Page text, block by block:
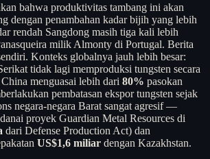
bahwa produktivitas tambang ini akan
dengan penambahan kadar bijih yang lebih
rendah Sangdong masih tiga kali lebih
milik Almonty di Portugal. Berita
Konteks globalnya jauh lebih besar:
tidak lagi memproduksi tungsten secara
menguasai lebih dari 80% pasokan
pembatasan ekspor tungsten sejak
negara-negara Barat sangat agresif —
proyek Guardian Metal Resources di
dari Defense Production Act) dan
US$1,6 miliar dengan Kazakhstan.